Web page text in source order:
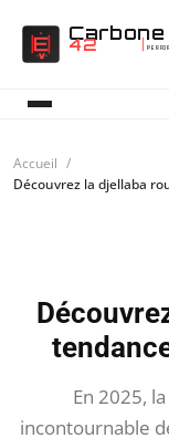
Carbone
42
Accueil
Découvrez la djellaba
En 2025,
incontournable